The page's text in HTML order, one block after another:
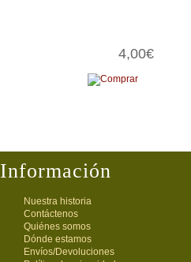
4,00€
Información
Nuestra historia
Contáctenos
Quiénes somos
Dónde estamos
Envíos/Devoluciones